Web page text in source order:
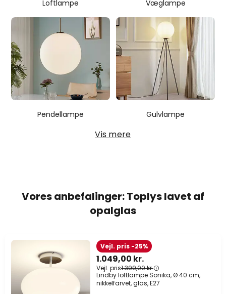
Loftlampe Væglampe
Pendellampe Gulvlampe
Vis mere
Vores anbefalinger: Toplys lavet af
opalglas
1.049,00 kr.
Vejl. pris1.399,00 kr.
Vejl. pris -25%
Lindby loftlampe Sonika, Ø 40 cm,
nikkelfarvet, glas, E27